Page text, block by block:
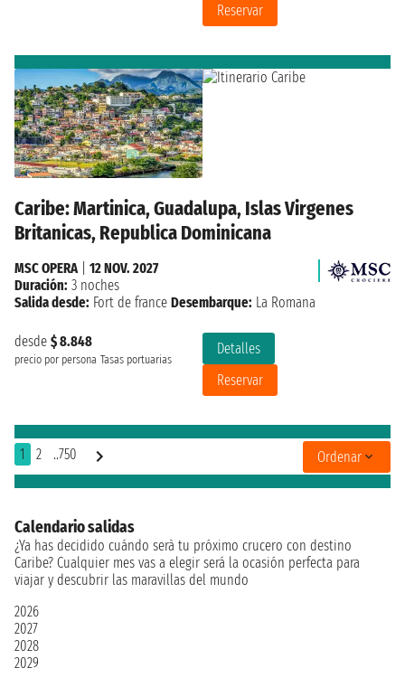
Reservar
Caribe: Martinica, Guadalupa, Islas Virgenes
Britanicas, Republica Dominicana
desde $ 8.848
precio por persona Tasas portuarias
Detalles
Reservar
MSC OPERA| 12 NOV. 2027
Duración: 3 noches
Salida desde: Fort de france Desembarque: La Romana
1 2 ..750 Ordenar
Calendario salidas
¿Ya has decidido cuándo serà tu próximo crucero con destino
Caribe? Cualquier mes vas a elegir será la ocasión perfecta para
viajar y descubrir las maravillas del mundo
2026
2027
2028
2029